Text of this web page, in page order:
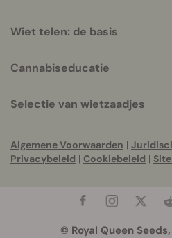
Wiet telen: de basis
Cannabiseducatie
Selectie van wietzaadjes
Algemene Voorwaarden |
Privacybeleid | Cookiebeleid |
© Royal Queen